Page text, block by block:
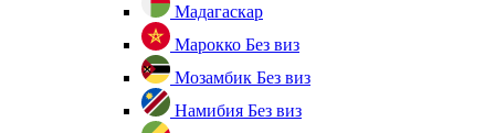
Мадагаскар
Марокко Без виз
Мозамбик Без виз
Намибия Без виз